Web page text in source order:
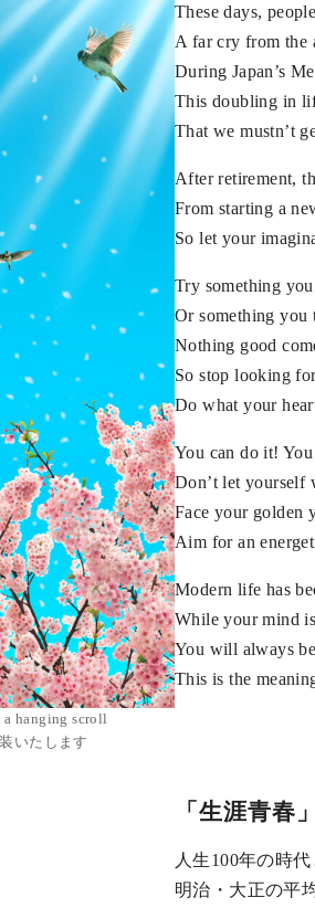
a hanging scroll
いたします
These days,
A far cry from the
During Japan’s
This doubling in
That we mustn’t
After retirement,
From starting a
So let your
Try something
Or something you
Nothing good
So stop looking
Do what your
You can do it!
Don’t let
Face your golden
Aim for an
Modern life has
While your mind
You will always
This is the
「生涯青春」
人生100年の時
明治・大正の平